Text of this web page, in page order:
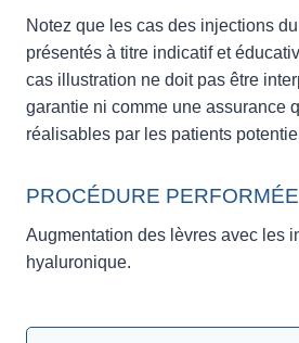
Notez que les cas des injections
présentés à titre indicatif et
cas illustration ne doit pas être
garantie ni comme une assurance
réalisables par les patients
PROCÉDURE PERFORMÉE
Augmentation des lèvres avec les
hyaluronique.